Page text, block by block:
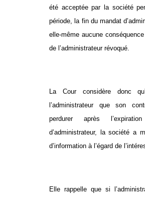
été acceptée par la société
période, la fin du mandat
elle-même aucune
de l’administrateur révoqué.
La Cour considère donc
l’administrateur que son
perdurer après
d’administrateur, la société a
d’information à l’égard de
Elle rappelle que si